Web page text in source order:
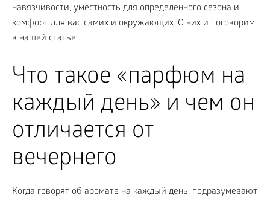
навязчивости, уместность для определенного сезона и
комфорт для вас самих и окружающих. О них и поговорим
в нашей статье.
Что такое «парфюм на
каждый день» и чем он
отличается от
вечернего
Когда говорят об аромате на каждый день, подразумевают